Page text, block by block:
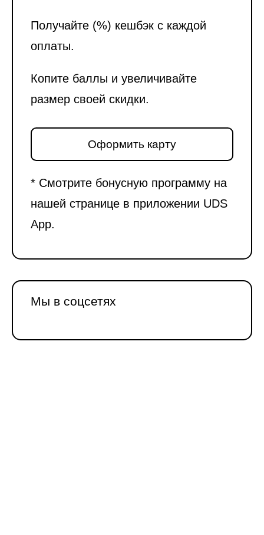
Получайте (%) кешбэк с каждой
оплаты.
Копите баллы и увеличивайте
размер своей скидки.
Оформить карту
* Смотрите бонусную программу на
нашей странице в приложении UDS
App.
Мы в соцсетях